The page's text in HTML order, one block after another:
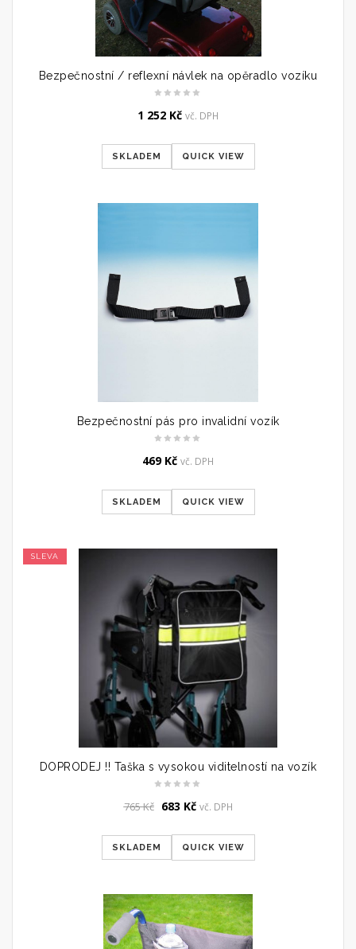
Bezpečnostní / reflexní návlek na opěradlo vozíku
1 252 Kč vč. DPH
SKLADEM QUICK VIEW
Bezpečnostní pás pro invalidní vozík
469 Kč vč. DPH
SKLADEM QUICK VIEW
SLEVA
DOPRODEJ !! Taška s vysokou viditelností na vozík
765Kč Original
was:
765 Kč.
683 KčCurrent
is:
683 Kč.
vč. DPH
SKLADEM QUICK VIEW